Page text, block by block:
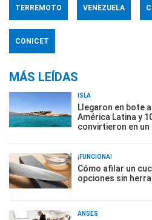
TERREMOTO VENEZUELA
CONICET
MÁS LEÍDAS
ISLA
Llegaron en bote
América Latina y
convirtieron en
¡FUNCIONA!
Cómo afilar un
opciones sin
ANSES